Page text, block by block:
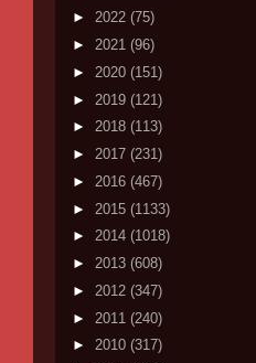
► 2022 (75)
► 2021 (96)
► 2020 (151)
► 2019 (121)
► 2018 (113)
► 2017 (231)
► 2016 (467)
► 2015 (1133)
► 2014 (1018)
► 2013 (608)
► 2012 (347)
► 2011 (240)
► 2010 (317)